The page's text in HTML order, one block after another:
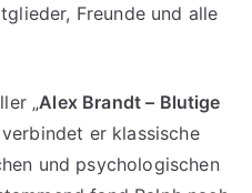
Freunde und alle
„Alex Brandt – Blutige
verbindet er klassische
und psychologischen